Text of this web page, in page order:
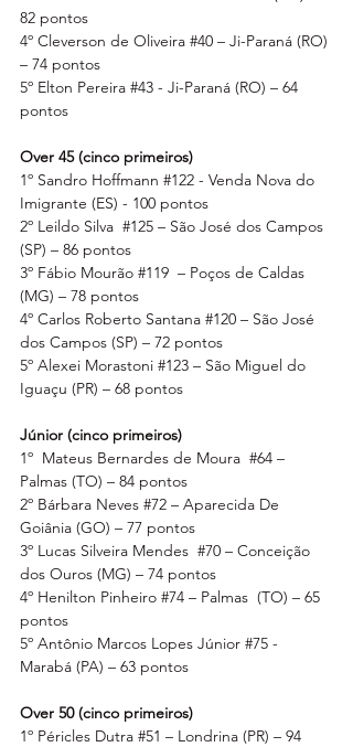
82 pontos
4º Cleverson de Oliveira #40 – Ji-Paraná (RO)
– 74 pontos
5º Elton Pereira #43 - Ji-Paraná (RO) – 64
pontos
Over 45 (cinco primeiros)
1º Sandro Hoffmann #122 - Venda Nova do
Imigrante (ES) - 100 pontos
2º Leildo Silva #125 – São José dos Campos
(SP) – 86 pontos
3º Fábio Mourão #119
  – Poços de Caldas
(MG) – 78 pontos
4º Carlos Roberto Santana #120 – São José
dos Campos (SP) – 72 pontos
5º Alexei Morastoni #123 – São Miguel do
Iguaçu (PR) – 68 pontos
Júnior (cinco primeiros)
1º  Mateus Bernardes de Moura #64 –
Palmas (TO) – 84 pontos
2º Bárbara Neves #72 – Aparecida De
Goiânia (GO) – 77 pontos
3º Lucas Silveira Mendes #70 – Conceição
dos Ouros (MG) – 74 pontos
4º Henilton Pinheiro #74 – Palmas  (TO) – 65
pontos
5º Antônio Marcos Lopes Júnior #75 -
Marabá (PA) – 63 pontos
Over 50 (cinco primeiros)
1º Péricles Dutra #51 – Londrina (PR) – 94